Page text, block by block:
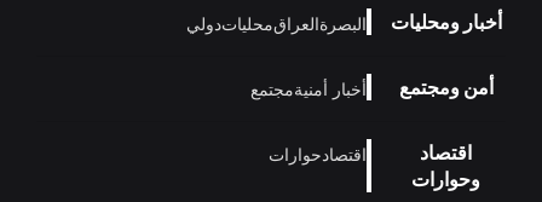
أخبار ومحليات البصرةالعراقمحلياتدولي
أمن ومجتمع أخبار أمنيةمجتمع
اقتصاد
وحوارات
اقتصادحوارات